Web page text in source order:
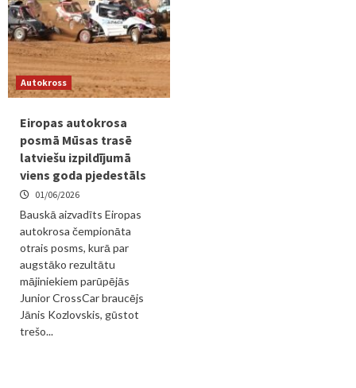
Autokross
Eiropas autokrosa
posmā Mūsas trasē
latviešu izpildījumā
viens goda pjedestāls
01/06/2026
Bauskā aizvadīts Eiropas
autokrosa čempionāta
otrais posms, kurā par
augstāko rezultātu
mājiniekiem parūpējās
Junior CrossCar braucējs
Jānis Kozlovskis, gūstot
trešo...